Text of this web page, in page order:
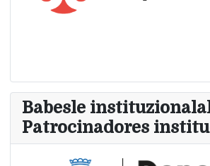
Babesle
Patrocinadores